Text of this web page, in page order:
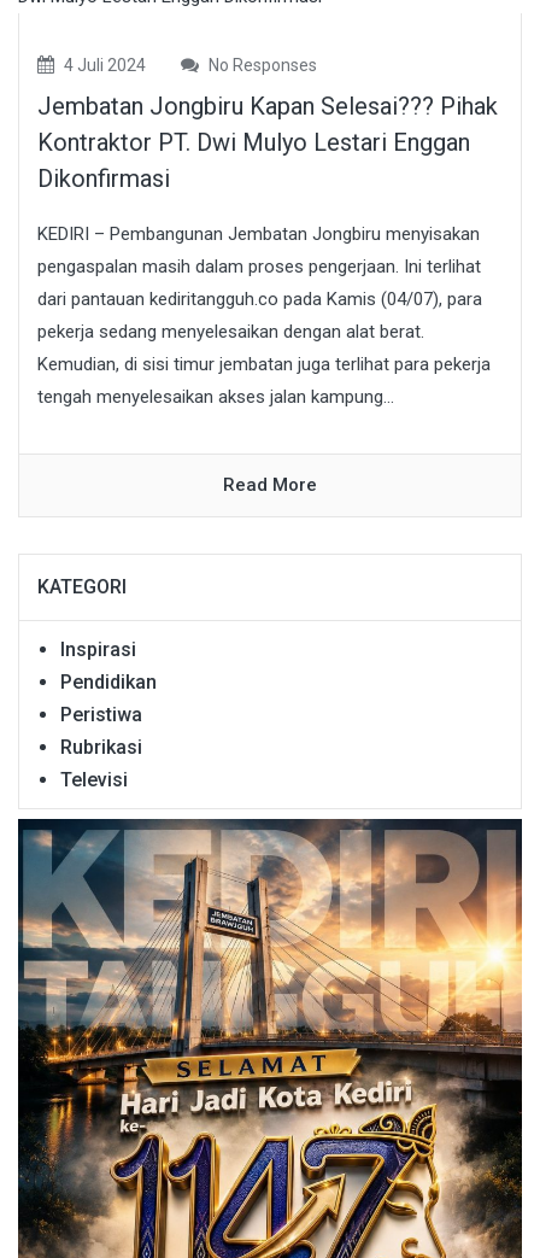
4 Juli 2024 No Responses
Jembatan Jongbiru Kapan Selesai??? Pihak
Kontraktor PT. Dwi Mulyo Lestari Enggan
Dikonfirmasi
KEDIRI – Pembangunan Jembatan Jongbiru menyisakan
pengaspalan masih dalam proses pengerjaan. Ini terlihat
dari pantauan kediritangguh.co pada Kamis (04/07), para
pekerja sedang menyelesaikan dengan alat berat.
Kemudian, di sisi timur jembatan juga terlihat para pekerja
tengah menyelesaikan akses jalan kampung...
Read More
KATEGORI
Inspirasi
Pendidikan
Peristiwa
Rubrikasi
Televisi